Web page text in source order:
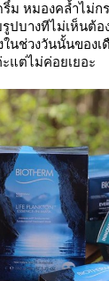
ริ์ม หมองคล้ำไม่ก
ปบางทีไม่เห็นต้
ในช่วงวันนั้นของ
ะแต่ไม่ค่อยเยอะ